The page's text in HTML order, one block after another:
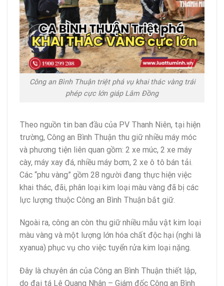
Công an Bình Thuận triệt phá vụ khai thác vàng trái
phép cực lớn giáp Lâm Đồng
Theo nguồn tin ban đầu của PV Thanh Niên, tại hiện
trường, Công an Bình Thuận thu giữ nhiều máy móc
và phương tiện liên quan gồm: 2 xe múc, 2 xe máy
cày, máy xay đá, nhiều máy bơm, 2 xe ô tô bán tải.
Các “phu vàng” gồm 28 người đang thực hiện việc
khai thác, đãi, phân loại kim loại màu vàng đã bị các
lực lượng thuộc Công an Bình Thuận bắt giữ.
Ngoài ra, công an còn thu giữ nhiều mẫu vật kim loại
màu vàng và một lượng lớn hóa chất độc hại (nghi là
xyanua) phục vụ cho việc tuyển rửa kim loại nặng.
Đây là chuyên án của Công an Bình Thuận thiết lập,
do đại tá Lê Quang Nhân – Giám đốc Công an Bình